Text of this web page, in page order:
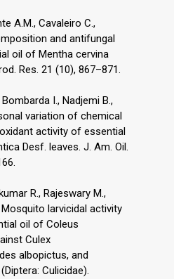
A.M., Cavaleiro C.,
and antifungal
oil of Mentha cervina
Res. 21 (10), 867–871.
I., Nadjemi B.,
variation of chemical
activity of essential
Desf. leaves. J. Am. Oil.
R., Rajeswary M.,
larvicidal activity
oil of Coleus
Culex
albopictus, and
Culicidae).